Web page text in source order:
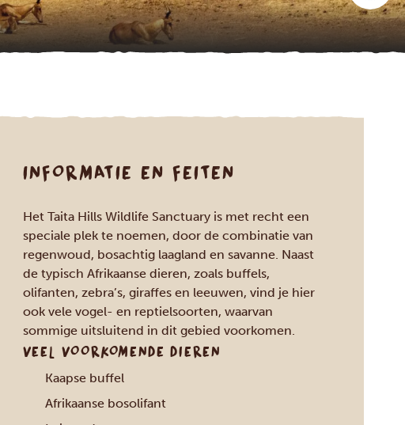
INFORMATIE EN FEITEN
Het Taita Hills Wildlife Sanctuary is met recht een
speciale plek te noemen, door de combinatie van
regenwoud, bosachtig laagland en savanne. Naast
de typisch Afrikaanse dieren, zoals buffels,
olifanten, zebra’s, giraffes en leeuwen, vind je hier
ook vele vogel- en reptielsoorten, waarvan
sommige uitsluitend in dit gebied voorkomen.
VEEL VOORKOMENDE DIEREN
Kaapse buffel
Afrikaanse bosolifant